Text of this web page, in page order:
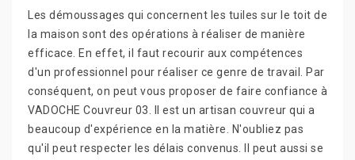
Les démoussages qui concernent les tuiles sur le toit de
la maison sont des opérations à réaliser de manière
efficace. En effet, il faut recourir aux compétences
d'un professionnel pour réaliser ce genre de travail. Par
conséquent, on peut vous proposer de faire confiance à
VADOCHE Couvreur 03. Il est un artisan couvreur qui a
beaucoup d'expérience en la matière. N'oubliez pas
qu'il peut respecter les délais convenus. Il peut aussi se